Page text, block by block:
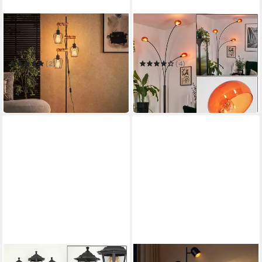
NETTLIFE
Stehlampe Wohnzimmer Holz
E27 Stehleuchte Vintage
Schwarz Metall 152cm
(2)
75,98 € UVP 159,99 €
-53%
in 2-3 Werktagen bei dir
HOFSTEIN
Stehlampe Stehlampe aus
Metall in Schwarz/Orange im
Retro/Vintage-Design
(4)
99,99 € UVP129,90 €
-23%
in 2-3 Werktagen bei dir
HOFSTEIN